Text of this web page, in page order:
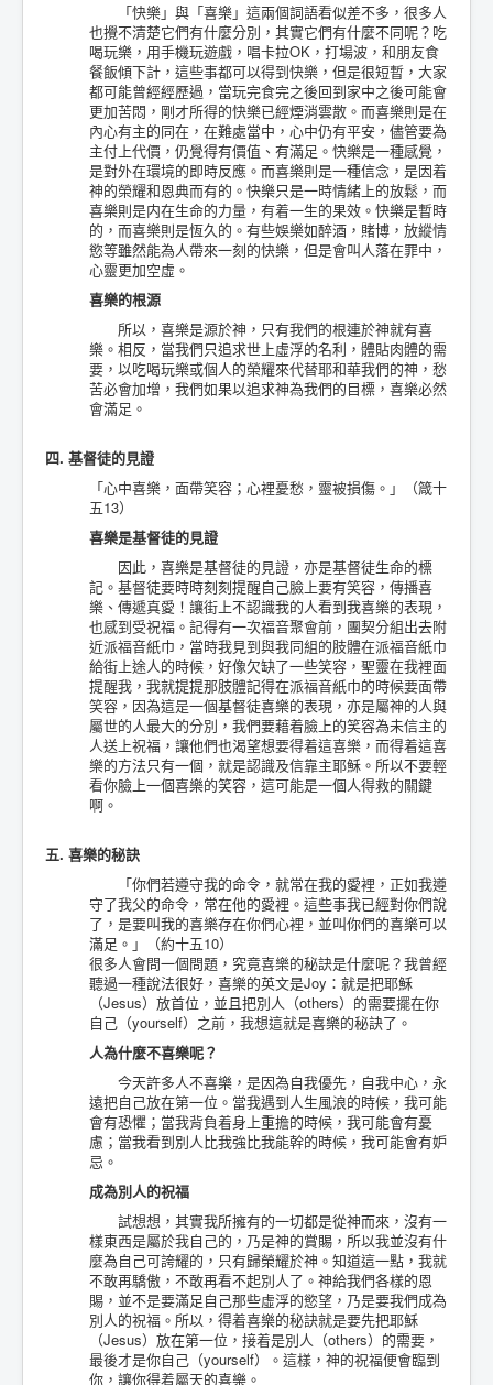
「快樂」與「喜樂」這兩個詞語看似差不多，很多人
也攪不清楚它們有什麼分別，其實它們有什麼不同呢？吃
喝玩樂，用手機玩遊戲，唱卡拉OK，打場波，和朋友食
餐飯傾下計，這些事都可以得到快樂，但是很短暫，大家
都可能曾經經歷過，當玩完食完之後回到家中之後可能會
更加苦悶，剛才所得的快樂已經煙消雲散。而喜樂則是在
內心有主的同在，在難處當中，心中仍有平安，儘管要為
主付上代價，仍覺得有價值、有滿足。快樂是一種感覺，
是對外在環境的即時反應。而喜樂則是一種信念，是因着
神的榮耀和恩典而有的。快樂只是一時情緒上的放鬆，而
喜樂則是内在生命的力量，有着一生的果效。快樂是暫時
的，而喜樂則是恆久的。有些娛樂如醉酒，賭博，放縱情
慾等雖然能為人帶來一刻的快樂，但是會叫人落在罪中，
心靈更加空虛。
喜樂的根源
所以，喜樂是源於神，只有我們的根連於神就有喜
樂。相反，當我們只追求世上虛浮的名利，體貼肉體的需
要，以吃喝玩樂或個人的榮耀來代替耶和華我們的神，愁
苦必會加增，我們如果以追求神為我們的目標，喜樂必然
會滿足。
四. 基督徒的見證
「心中喜樂，面帶笑容；心裡憂愁，靈被損傷。」（箴十
五13）
喜樂是基督徒的見證
因此，喜樂是基督徒的見證，亦是基督徒生命的標
記。基督徒要時時刻刻提醒自己臉上要有笑容，傳播喜
樂、傳遞真愛！讓街上不認識我的人看到我喜樂的表現，
也感到受祝福。記得有一次福音聚會前，團契分組出去附
近派福音紙巾，當時我見到與我同組的肢體在派福音紙巾
給街上途人的時候，好像欠缺了一些笑容，聖靈在我裡面
提醒我，我就提提那肢體記得在派福音紙巾的時候要面帶
笑容，因為這是一個基督徒喜樂的表現，亦是屬神的人與
屬世的人最大的分別，我們要藉着臉上的笑容為未信主的
人送上祝福，讓他們也渴望想要得着這喜樂，而得着這喜
樂的方法只有一個，就是認識及信靠主耶穌。所以不要輕
看你臉上一個喜樂的笑容，這可能是一個人得救的關鍵
啊。
五. 喜樂的秘訣
「你們若遵守我的命令，就常在我的愛裡，正如我遵
守了我父的命令，常在他的愛裡。這些事我已經對你們說
了，是要叫我的喜樂存在你們心裡，並叫你們的喜樂可以
滿足。」（約十五10）
很多人會問一個問題，究竟喜樂的秘訣是什麼呢？我曾經
聽過一種說法很好，喜樂的英文是Joy：就是把耶穌
（Jesus）放首位，並且把別人（others）的需要擺在你
自己（yourself）之前，我想這就是喜樂的秘訣了。
人為什麼不喜樂呢？
今天許多人不喜樂，是因為自我優先，自我中心，永
遠把自己放在第一位。當我遇到人生風浪的時候，我可能
會有恐懼；當我背負着身上重擔的時候，我可能會有憂
慮；當我看到別人比我強比我能幹的時候，我可能會有妒
忌。
成為別人的祝福
試想想，其實我所擁有的一切都是從神而來，沒有一
樣東西是屬於我自己的，乃是神的賞賜，所以我並沒有什
麼為自己可誇耀的，只有歸榮耀於神。知道這一點，我就
不敢再驕傲，不敢再看不起別人了。神給我們各樣的恩
賜，並不是要滿足自己那些虛浮的慾望，乃是要我們成為
別人的祝福。所以，得着喜樂的秘訣就是要先把耶穌
（Jesus）放在第一位，接着是別人（others）的需要，
最後才是你自己（yourself）。這樣，神的祝福便會臨到
你，讓你得着屬天的喜樂。